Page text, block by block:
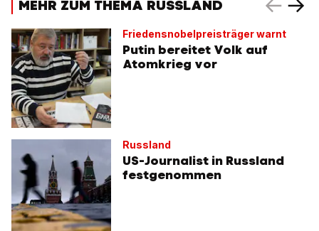
MEHR ZUM THEMA RUSSLAND
Friedensnobelpreisträger warnt
Putin bereitet Volk auf
Atomkrieg vor
Russland
US-Journalist in Russland
festgenommen